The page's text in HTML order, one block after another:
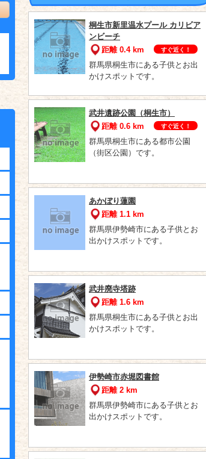
桐生市新里温水プール カリビア
ンビーチ
距離 0.4 km
すぐ近く！
群馬県桐生市にある子供とお出
かけスポットです。
武井遺跡公園（桐生市）
距離 0.6 km
すぐ近く！
群馬県桐生市にある都市公園
（街区公園）です。
あかぼり蓮園
距離 1.1 km
群馬県伊勢崎市にある子供とお
出かけスポットです。
武井廃寺塔跡
距離 1.6 km
群馬県桐生市にある子供とお出
かけスポットです。
伊勢崎市赤堀図書館
距離 2 km
群馬県伊勢崎市にある子供とお
出かけスポットです。